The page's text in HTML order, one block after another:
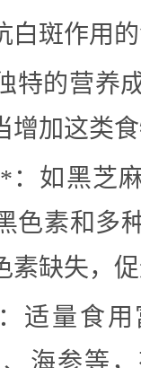
白斑作用
特的营养
加这类食
如黑芝
色素和多
缺失，促
适量食用
海参等